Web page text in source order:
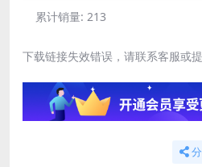
累计销量: 213
下载链接失效错误，请联系客服或